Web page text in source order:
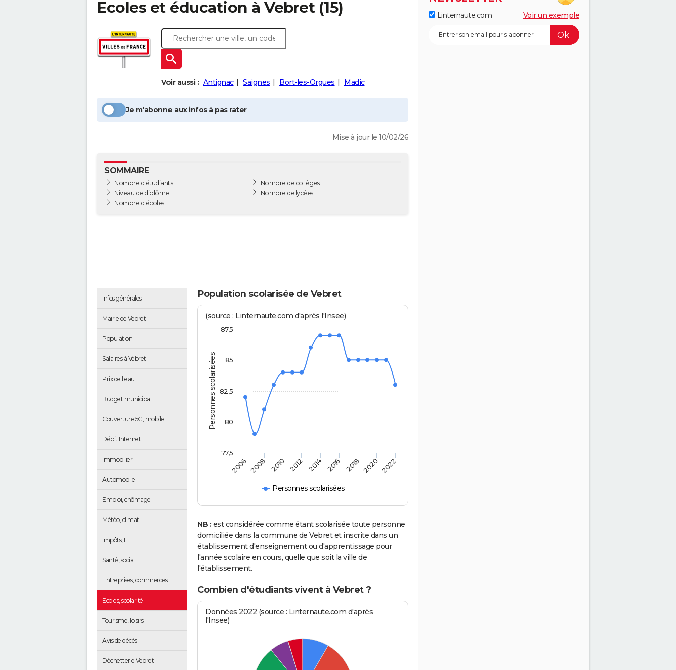
Ecoles et éducation à Vebret(15)
Voir aussi : Antignac Saignes Bort-les-Orgues Madic
Je m'abonne aux infos à pas rater
Mise à jour le 10/02/26
SOMMAIRE
Nombre d'étudiants
Niveau de diplôme
Nombre d'écoles
Nombre de collèges
Nombre de lycées
Infos générales
Mairie de Vebret
Population
Salaires à Vebret
Prix de l'eau
Budget municipal
Couverture 5G, mobile
Débit Internet
Immobilier
Automobile
Emploi, chômage
Météo, climat
Impôts, IFI
Santé, social
Entreprises, commerces
Ecoles, scolarité
Tourisme, loisirs
Avis de décès
Déchetterie Vebret
Population scolarisée de Vebret
Personnes scolarisées
(source : Linternaute.com d'après l'Insee)
Personnes scolarisées
2006 2008 2010 2012 2014 2016 2018 2020 2022
77,5
80
82,5
85
87,5
NB : est considérée comme étant scolarisée toute personne
domiciliée dans la commune de Vebret et inscrite dans un
établissement d'enseignement ou d'apprentissage pour
l'année scolaire en cours, quelle que soit la ville de
l'établissement.
Combien d'étudiants vivent à Vebret ?
Données 2022 (source : Linternaute.com d'après
l'Insee)
Linternaute.com Voir un exemple